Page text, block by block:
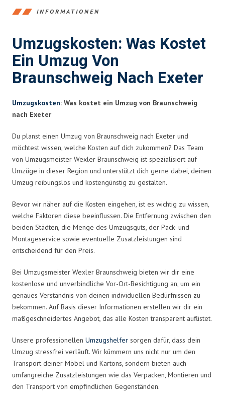
INFORMATIONEN
Umzugskosten: Was Kostet
Ein Umzug Von
Braunschweig Nach Exeter
Umzugskosten: Was kostet ein Umzug von Braunschweig
nach Exeter
Du planst einen Umzug von Braunschweig nach Exeter und
möchtest wissen, welche Kosten auf dich zukommen? Das Team
von Umzugsmeister Wexler Braunschweig ist spezialisiert auf
Umzüge in dieser Region und unterstützt dich gerne dabei, deinen
Umzug reibungslos und kostengünstig zu gestalten.
Bevor wir näher auf die Kosten eingehen, ist es wichtig zu wissen,
welche Faktoren diese beeinflussen. Die Entfernung zwischen den
beiden Städten, die Menge des Umzugsguts, der Pack- und
Montageservice sowie eventuelle Zusatzleistungen sind
entscheidend für den Preis.
Bei Umzugsmeister Wexler Braunschweig bieten wir dir eine
kostenlose und unverbindliche Vor-Ort-Besichtigung an, um ein
genaues Verständnis von deinen individuellen Bedürfnissen zu
bekommen. Auf Basis dieser Informationen erstellen wir dir ein
maßgeschneidertes Angebot, das alle Kosten transparent auflistet.
Unsere professionellen Umzugshelfer sorgen dafür, dass dein
Umzug stressfrei verläuft. Wir kümmern uns nicht nur um den
Transport deiner Möbel und Kartons, sondern bieten auch
umfangreiche Zusatzleistungen wie das Verpacken, Montieren und
den Transport von empfindlichen Gegenständen.